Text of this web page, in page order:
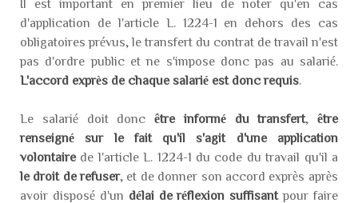
Il est important en premier lieu de noter qu'en cas
d'application de l'article L. 1224-1 en dehors des cas
obligatoires prévus, le transfert du contrat de travail n'est
pas d'ordre public et ne s'impose donc pas au salarié.
L'accord exprès de chaque salarié est donc requis.
Le salarié doit donc être informé du transfert, être
renseigné sur le fait qu'il s'agit d'une application
volontairede l'article L. 1224-1 du code du travail qu'il a
le droit de refuser, et de donner son accord exprès après
avoir disposé d'un délai de réflexion suffisantpour faire